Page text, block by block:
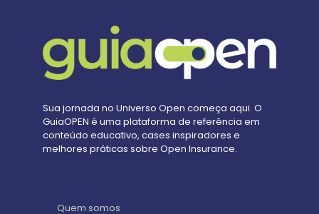
Sua jornada no Universo Open começa aqui. O
GuiaOPEN é uma plataforma de referência em
conteúdo educativo, cases inspiradores e
melhores práticas sobre Open Insurance.
Quem somos